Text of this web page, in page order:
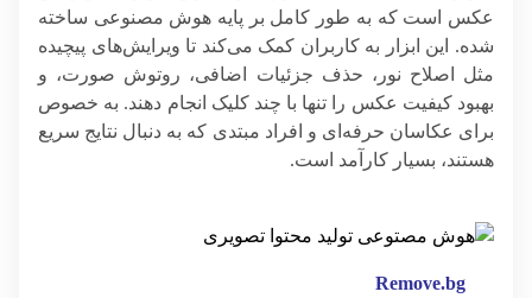
عکس است که به طور کامل بر پایه هوش مصنوعی ساخته
شده. این ابزار به کاربران کمک می‌کند تا ویرایش‌های پیچیده
مثل اصلاح نور، حذف جزئیات اضافی، روتوش صورت، و
بهبود کیفیت عکس را تنها با چند کلیک انجام دهند. به خصوص
برای عکاسان حرفه‌ای و افراد مبتدی که به دنبال نتایج سریع
هستند، بسیار کارآمد است.
Remove.bg